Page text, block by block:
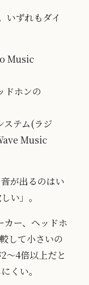
いずれもダイ
Music
ドホンの
ステム(ラジ
Music
が出るのはい
い」。
カー、ヘッドホ
して小さいの
〜4倍以上だと
くい。